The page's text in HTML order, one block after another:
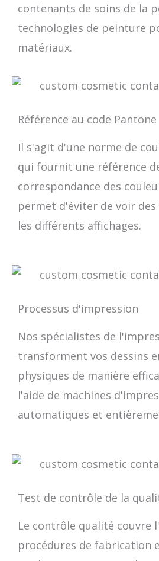
contenants de soins de la
technologies de peinture
matériaux.
Référence au code Pantone
Il s'agit d'une norme de
qui fournit une référence
correspondance des
permet d'éviter de voir
les différents affichages.
Processus d'impression
Nos spécialistes de
transforment vos dessins
physiques de manière
l'aide de machines
automatiques et
Test de contrôle de la
Le contrôle qualité couvre
procédures de fabrication